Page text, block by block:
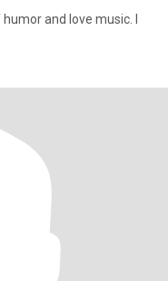
and love music. I